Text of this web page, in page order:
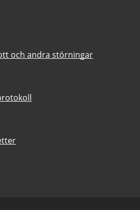
och andra störningar